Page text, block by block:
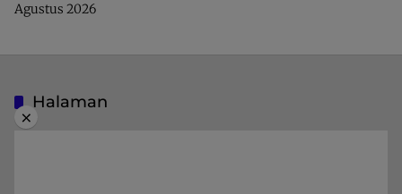
Agustus 2026
Halaman
×